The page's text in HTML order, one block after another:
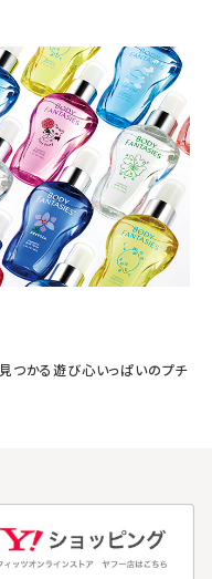
つかる遊び心いっぱいのプチ